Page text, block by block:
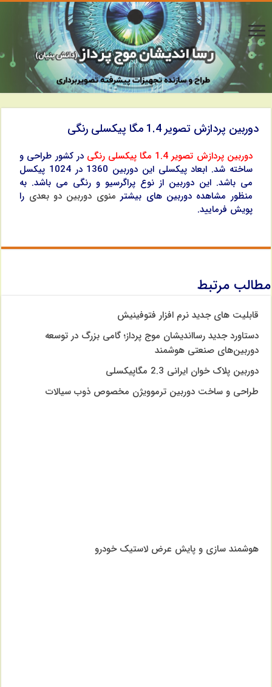
دوربین پردازش تصویر 1.4 مگا پیکسلی رنگی
دوربین پردازش تصویر 1.4 مگا پیکسلی رنگی
در کشور طراحی و
ساخته شد. ابعاد پیکسلی این دوربین 1360 در 1024 پیکسل
می باشد. این دوربین از نوع پراگرسیو و رنگی می باشد. به
منظور مشاهده دوربین های بیشتر منوی دوربین دو بعدی را
پویش فرمایید.
مطالب مرتبط
قابلیت های جدید نرم افزار فتوفینیش
دستاورد جدید رسااندیشان موج پرداز؛ گامی بزرگ در توسعه
دوربین‌های صنعتی هوشمند
دوربین پلاک خوان ایرانی 2.3 مگاپیکسلی
طراحی و ساخت دوربین ترموویژن مخصوص ذوب سیالات
هوشمند سازی و پایش عرض لاستیک خودرو